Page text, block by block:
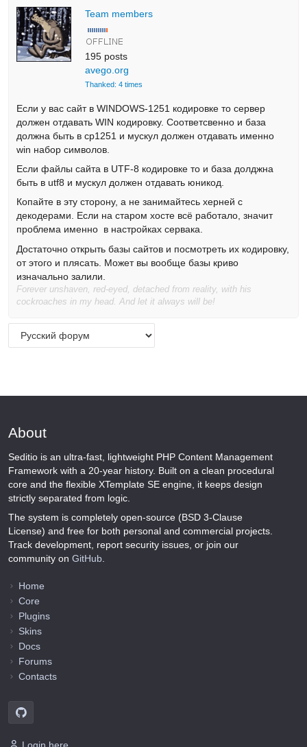
Team members
195 posts
avego.org
Thanked: 4 times
Если у вас сайт в WINDOWS-1251 кодировке то сервер
должен отдавать WIN кодировку. Соответсвенно и база
должна быть в cp1251 и мускул должен отдавать именно
win набор символов.
Если файлы сайта в UTF-8 кодировке то и база долджна
быть в utf8 и мускул должен отдавать юникод.
Копайте в эту сторону, а не занимайтесь херней с
декодерами. Если на старом хосте всё работало, значит
проблема именно в настройках сервака.
Достаточно открыть базы сайтов и посмотреть их кодировку,
от этого и плясать. Может вы вообще базы криво
изначально залили.
Forever unshaven, red-eyed, detached from reality, with his
cockroaches in my head. And let it always will be!
About
Seditio is an ultra-fast, lightweight PHP Content Management
Framework with a 20-year history. Built on a clean procedural
core and the flexible XTemplate SE engine, it keeps design
strictly separated from logic.
The system is completely open-source (BSD 3-Clause
License) and free for both personal and commercial projects.
Track development, report security issues, or join our
community on GitHub.
Home
Core
Plugins
Skins
Docs
Forums
Contacts
Login here